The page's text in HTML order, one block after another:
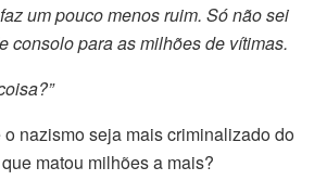
um pouco menos ruim. Só não sei
consolo para as milhões de vítimas.
o nazismo seja mais criminalizado do
matou milhões a mais?